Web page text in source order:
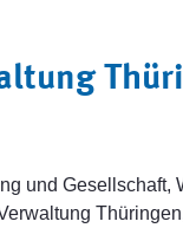
und Gesellschaft,